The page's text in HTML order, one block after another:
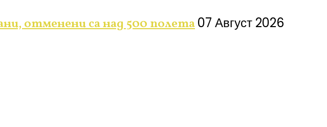
отменени са над 500 полета07 Август 2026